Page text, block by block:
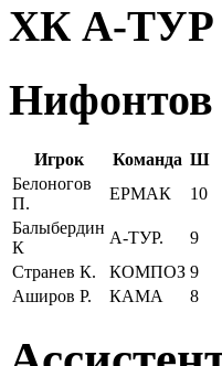
ХК А-ТУР
Игрок Команда Ш
Белоногов
П.
ЕРМАК
10
Балыбердин
К
А-ТУР.
9
Странев К.
КОМПОЗ 9
Аширов Р.
КАМА 8